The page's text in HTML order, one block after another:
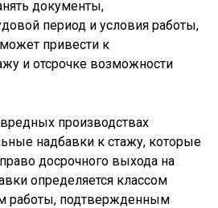
документы,
период и условия работы,
может привести к
и отсрочке возможности
производствах
надбавки к стажу, которые
досрочного выхода на
определяется классом
работы, подтвержденным